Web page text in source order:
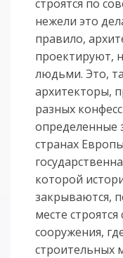
строятся по
нежели это
правило,
проектируют,
людьми. Это,
архитекторы,
разных
определенные
странах
которой
закрываются,
месте
сооружения,
строительных